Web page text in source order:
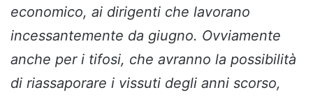
economico, ai dirigenti che lavorano
incessantemente da giugno. Ovviamente
anche per i tifosi, che avranno la possibilità
di riassaporare i vissuti degli anni scorso,